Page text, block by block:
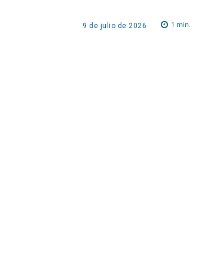
9 de julio de 2026 1 min.